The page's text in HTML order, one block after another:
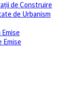
de Construire
de Urbanism
Emise